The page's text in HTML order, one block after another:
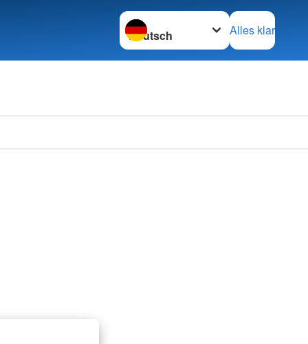
Sprache wechseln zu
Alles klar